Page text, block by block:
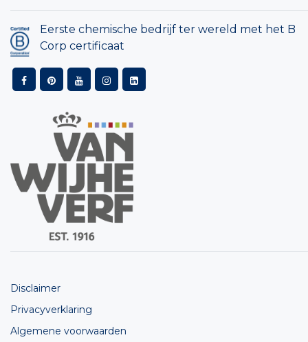
Eerste chemische bedrijf ter wereld met het B
Corp certificaat
Disclaimer
Privacyverklaring
Algemene voorwaarden